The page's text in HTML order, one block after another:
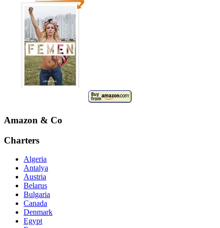
Amazon & Co
Charters
Algeria
Antalya
Austria
Belarus
Bulgaria
Canada
Denmark
Egypt